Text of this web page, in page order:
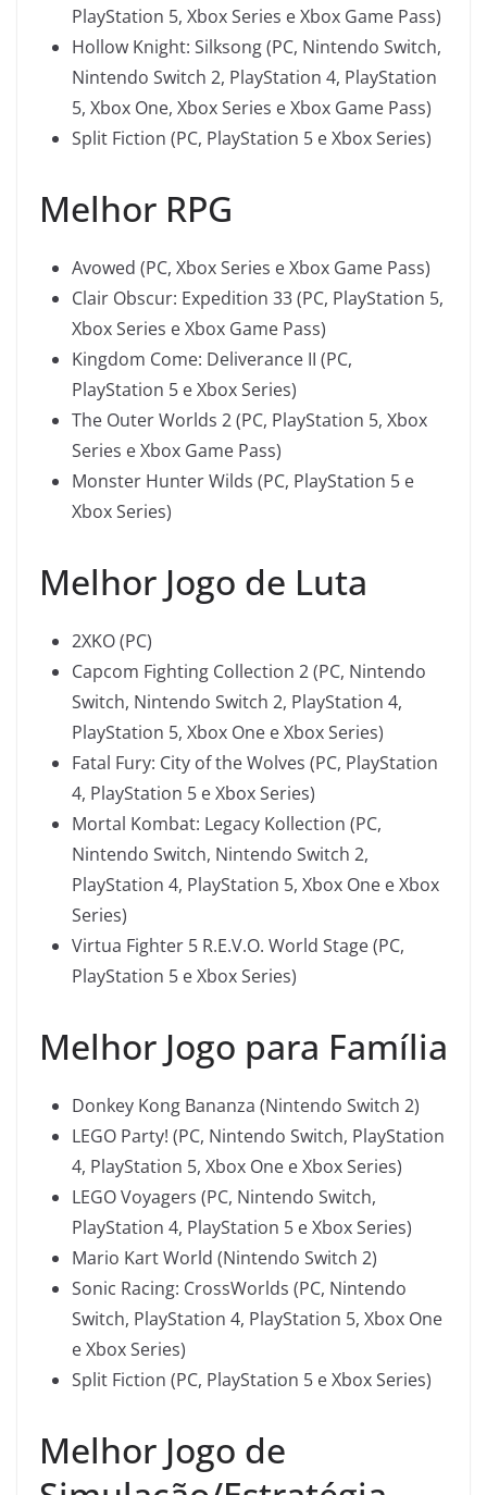
PlayStation 5, Xbox Series e Xbox Game Pass)
Hollow Knight: Silksong (PC, Nintendo Switch,
Nintendo Switch 2, PlayStation 4, PlayStation
5, Xbox One, Xbox Series e Xbox Game Pass)
Split Fiction (PC, PlayStation 5 e Xbox Series)
Melhor RPG
Avowed (PC, Xbox Series e Xbox Game Pass)
Clair Obscur: Expedition 33 (PC, PlayStation 5,
Xbox Series e Xbox Game Pass)
Kingdom Come: Deliverance II (PC,
PlayStation 5 e Xbox Series)
The Outer Worlds 2 (PC, PlayStation 5, Xbox
Series e Xbox Game Pass)
Monster Hunter Wilds (PC, PlayStation 5 e
Xbox Series)
Melhor Jogo de Luta
2XKO (PC)
Capcom Fighting Collection 2 (PC, Nintendo
Switch, Nintendo Switch 2, PlayStation 4,
PlayStation 5, Xbox One e Xbox Series)
Fatal Fury: City of the Wolves (PC, PlayStation
4, PlayStation 5 e Xbox Series)
Mortal Kombat: Legacy Kollection (PC,
Nintendo Switch, Nintendo Switch 2,
PlayStation 4, PlayStation 5, Xbox One e Xbox
Series)
Virtua Fighter 5 R.E.V.O. World Stage (PC,
PlayStation 5 e Xbox Series)
Melhor Jogo para Família
Donkey Kong Bananza (Nintendo Switch 2)
LEGO Party! (PC, Nintendo Switch, PlayStation
4, PlayStation 5, Xbox One e Xbox Series)
LEGO Voyagers (PC, Nintendo Switch,
PlayStation 4, PlayStation 5 e Xbox Series)
Mario Kart World (Nintendo Switch 2)
Sonic Racing: CrossWorlds (PC, Nintendo
Switch, PlayStation 4, PlayStation 5, Xbox One
e Xbox Series)
Split Fiction (PC, PlayStation 5 e Xbox Series)
Melhor Jogo de